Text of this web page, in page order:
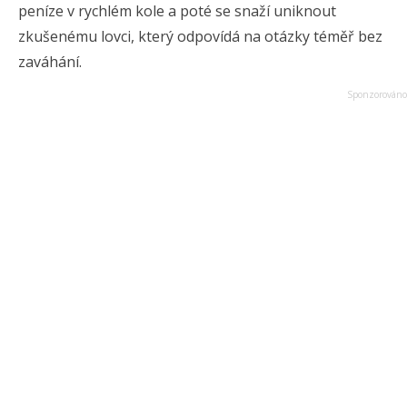
peníze v rychlém kole a poté se snaží uniknout
zkušenému lovci, který odpovídá na otázky téměř bez
zaváhání.